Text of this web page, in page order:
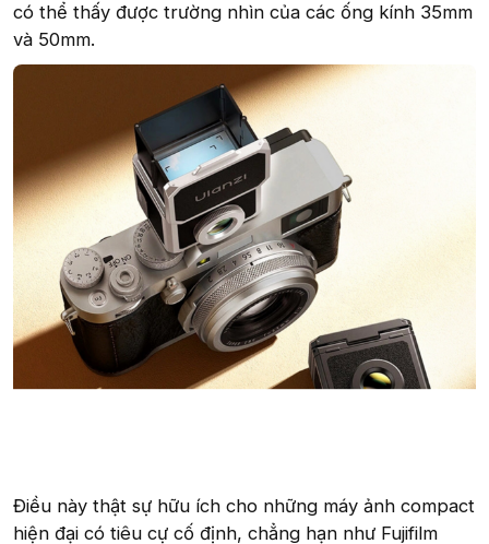
có thể thấy được trường nhìn của các ống kính 35mm
và 50mm.
Điều này thật sự hữu ích cho những máy ảnh compact
hiện đại có tiêu cự cố định, chẳng hạn như Fujifilm